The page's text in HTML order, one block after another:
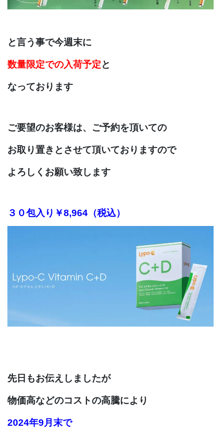
と言う事で今週末に
数量限定での入荷予定と
なっております
ご要望のお客様は、 ご予約を頂いての
お取り置きとさせて頂いておりますので
よろしくお願い致します
３０包入り￥8,964（税込）
先日もお伝えしましたが
物価高などのコストの高騰により
2024年9月末で